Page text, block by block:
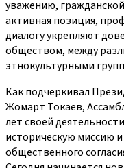
уважению,
активная позиция,
диалогу укрепляют
обществом, между
этнокультурными
Как подчеркивал
Жомарт Токаев,
лет своей
историческую миссию
общественного